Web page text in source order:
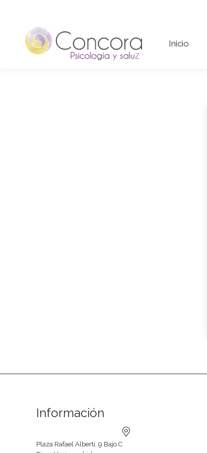
Inicio
Información
Plaza Rafael Alberti, 9 Bajo C